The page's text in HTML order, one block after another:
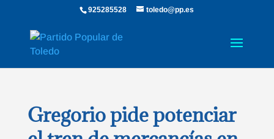
925285528 toledo@pp.es
Gregorio pide potenciar